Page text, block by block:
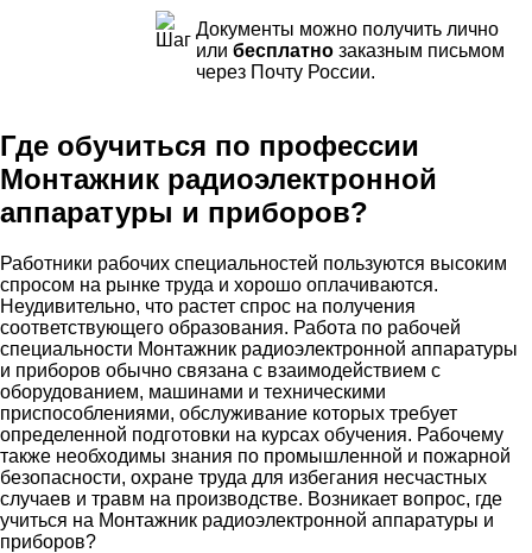
Документы можно получить лично
или бесплатно заказным письмом
через Почту России.
Где обучиться по профессии
Монтажник радиоэлектронной
аппаратуры и приборов?
Работники рабочих специальностей пользуются высоким
спросом на рынке труда и хорошо оплачиваются.
Неудивительно, что растет спрос на получения
соответствующего образования. Работа по рабочей
специальности Монтажник радиоэлектронной аппаратуры
и приборов обычно связана с взаимодействием с
оборудованием, машинами и техническими
приспособлениями, обслуживание которых требует
определенной подготовки на курсах обучения. Рабочему
также необходимы знания по промышленной и пожарной
безопасности, охране труда для избегания несчастных
случаев и травм на производстве. Возникает вопрос, где
учиться на Монтажник радиоэлектронной аппаратуры и
приборов?